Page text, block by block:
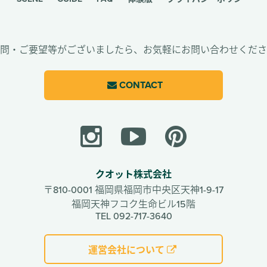
・ご要望等がございましたら、 お気軽にお問い合わせくだ
CONTACT
クオット株式会社
〒810-0001 福岡県福岡市中央区天神1-9-17
福岡天神フコク生命ビル15階
TEL 092-717-3640
運営会社について